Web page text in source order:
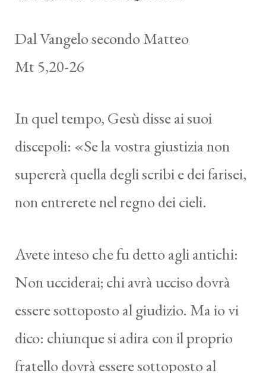
Dal Vangelo secondo Matteo
Mt 5,20-26
In quel tempo, Gesù disse ai suoi
discepoli: «Se la vostra giustizia non
supererà quella degli scribi e dei farisei,
non entrerete nel regno dei cieli.
Avete inteso che fu detto agli antichi:
Non ucciderai; chi avrà ucciso dovrà
essere sottoposto al giudizio. Ma io vi
dico: chiunque si adira con il proprio
fratello dovrà essere sottoposto al